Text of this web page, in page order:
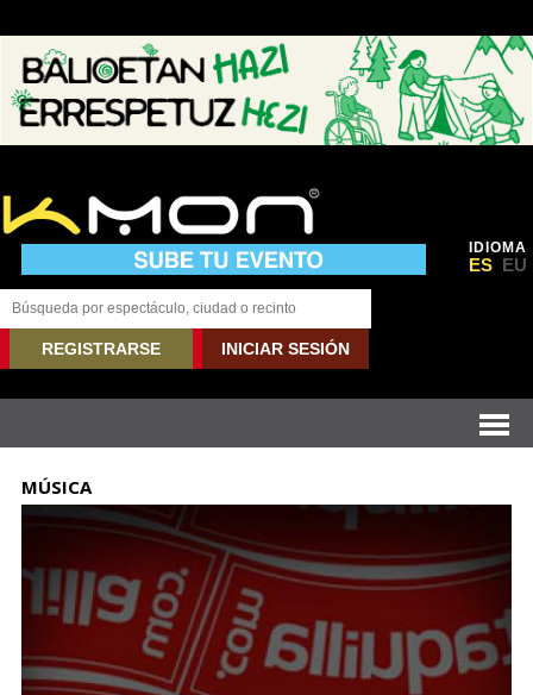
IDIOMA
ES EU
REGISTRARSE INICIAR SESIÓN
MÚSICA